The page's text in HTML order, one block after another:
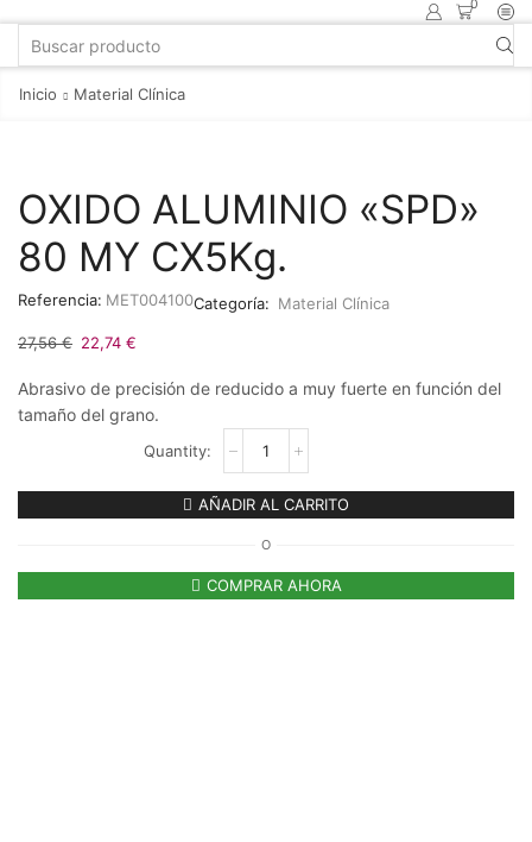
0
Inicio Material Clínica
OXIDO ALUMINIO «SPD»
80 MY CX5Kg.
Referencia: MET004100Categoría: Material Clínica
27,56€ 22,74 €
Abrasivo de precisión de reducido a muy fuerte en función del
tamaño del grano.
AÑADIR AL CARRITO
O
COMPRAR AHORA